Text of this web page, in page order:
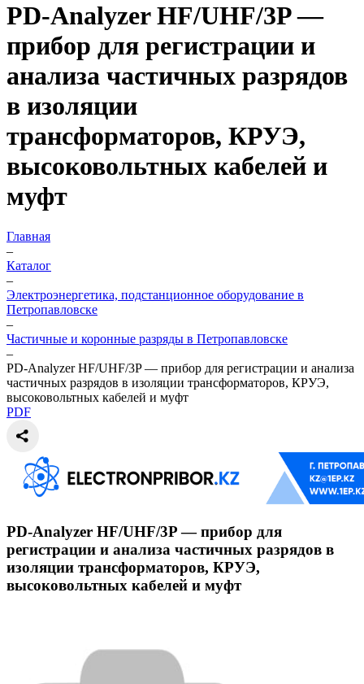
PD-Analyzer HF/UHF/3P —
прибор для регистрации и
анализа частичных разрядов
в изоляции
трансформаторов, КРУЭ,
высоковольтных кабелей и
муфт
Главная
–
Каталог
–
Электроэнергетика, подстанционное оборудование в
Петропавловске
–
Частичные и коронные разряды в Петропавловске
–
PD-Analyzer HF/UHF/3P — прибор для регистрации и анализа
частичных разрядов в изоляции трансформаторов, КРУЭ,
высоковольтных кабелей и муфт
PDF
PD-Analyzer HF/UHF/3P — прибор для
регистрации и анализа частичных разрядов в
изоляции трансформаторов, КРУЭ,
высоковольтных кабелей и муфт